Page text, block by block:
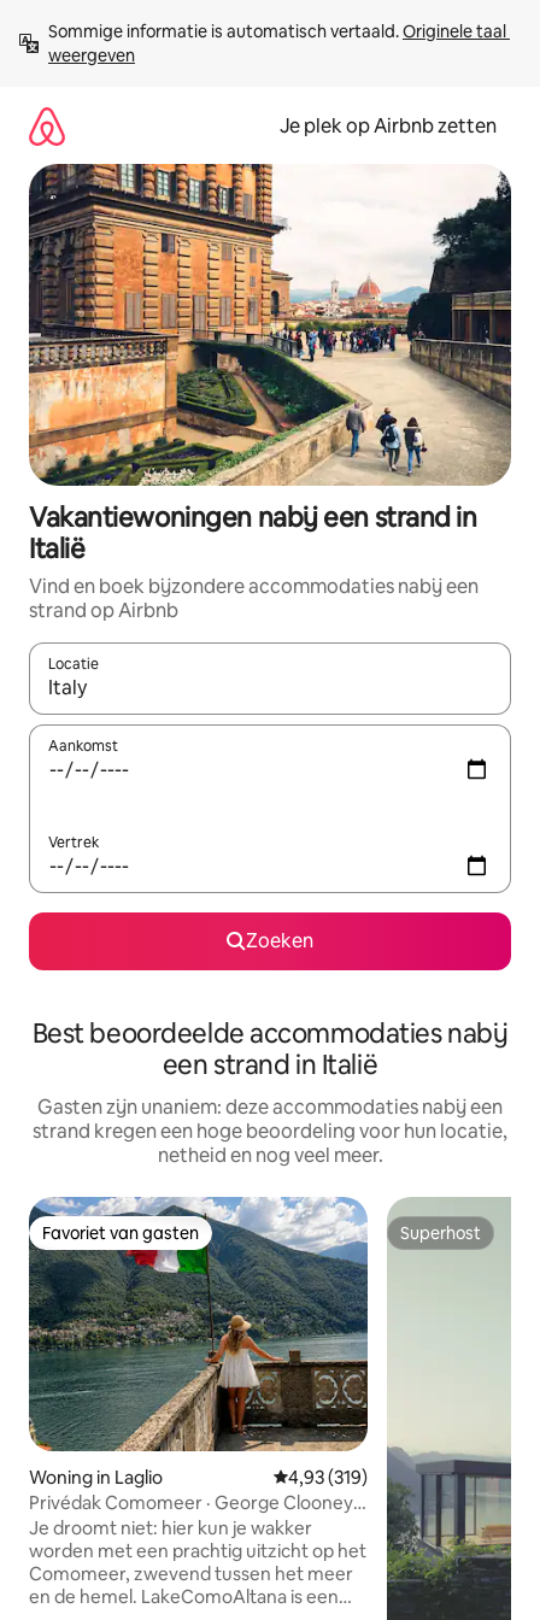
direct
naar
Sommige informatie is automatisch vertaald. Originele taal
weergeven
Je plek op Airbnb zetten
Vakantiewoningen nabij een strand in
Italië
Vind en boek bijzondere accommodaties nabij een
strand op Airbnb
Locatie
Wanneer er resultaten beschikbaar zijn, maak je een keuze
Aankomst
Vertrek
Zoeken
Best beoordeelde accommodaties nabij
een strand in Italië
Gasten zijn unaniem: deze accommodaties nabij een
strand kregen een hoge beoordeling voor hun locatie,
netheid en nog veel meer.
Favoriet van gasten
Favoriet van gasten
Woning in Laglio Gemiddelde beoordeling van
4,93 (319)
Privédak Comomeer · George Clooney
Laglio
Je droomt niet: hier kun je wakker
worden met een prachtig uitzicht op het
Comomeer, zwevend tussen het meer
en de hemel. LakeComoAltana is een
Superhost
Superhost